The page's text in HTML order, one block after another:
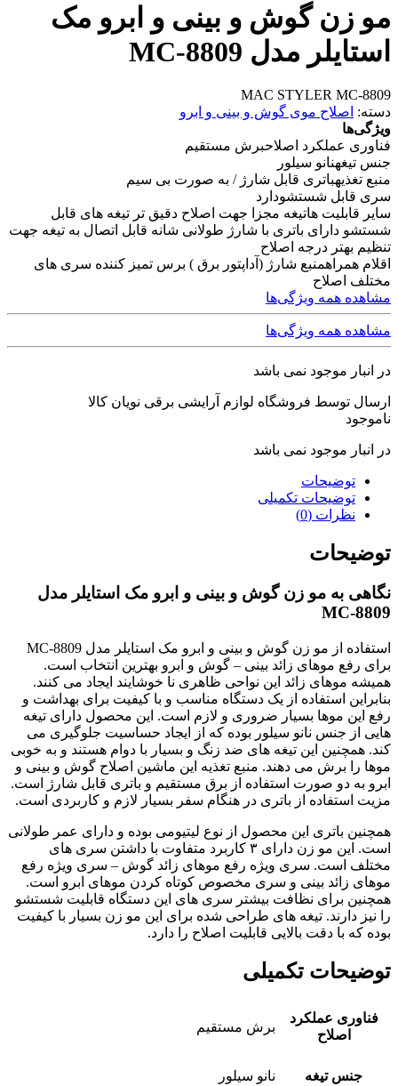
مو زن گوش و بینی و ابرو مک
استایلر مدل MC-8809
MAC STYLER MC-8809
دسته: اصلاح موی گوش و بینی و ابرو
ویژگی‌ها
فناوری عملکرد اصلاحبرش مستقیم
جنس تیغهنانو سیلور
منبع تغذیهباتری قابل شارژ / به صورت بی سیم
سری قابل شستشودارد
سایر قابلیت هاتیغه مجزا جهت اصلاح دقیق تر تیغه های قابل
شستشو دارای باتری با شارژ طولانی شانه قابل اتصال به تیغه جهت
تنظیم بهتر درجه اصلاح
اقلام همراهمنبع شارژ (آداپتور برق ) برس تمیز کننده سری های
مختلف اصلاح
مشاهده همه ویژگی‌ها
مشاهده همه ویژگی‌ها
در انبار موجود نمی باشد
ارسال توسط فروشگاه لوازم آرایشی برقی نویان کالا
ناموجود
در انبار موجود نمی باشد
توضیحات
توضیحات تکمیلی
نظرات (0)
توضیحات
نگاهی به مو زن گوش و بینی و ابرو مک استایلر مدل
MC-8809
استفاده از مو زن گوش و بینی و ابرو مک استایلر مدل MC-8809
برای رفع موهای زائد بینی – گوش و ابرو بهترین انتخاب است.
همیشه موهای زائد این نواحی ظاهری نا خوشایند ایجاد می کنند.
بنابراین استفاده از یک دستگاه مناسب و با کیفیت برای بهداشت و
رفع این موها بسیار ضروری و لازم است. این محصول دارای تیغه
هایی از جنس نانو سیلور بوده که از ایجاد حساسیت جلوگیری می
کند. همچنین این تیغه های ضد زنگ و بسیار با دوام هستند و به خوبی
موها را برش می دهند. منبع تغذیه این ماشین اصلاح گوش و بینی و
ابرو به دو صورت استفاده از برق مستقیم و باتری قابل شارژ است.
مزیت استفاده از باتری در هنگام سفر بسیار لازم و کاربردی است.
همچنین باتری این محصول از نوع لیتیومی بوده و دارای عمر طولانی
است. این مو زن دارای ۳ کاربرد متفاوت با داشتن سری های
مختلف است. سری ویژه رفع موهای زائد گوش – سری ویژه رفع
موهای زائد بینی و سری مخصوص کوتاه کردن موهای ابرو است.
همچنین برای نظافت بیشتر سری های این دستگاه قابلیت شستشو
را نیز دارند. تیغه های طراحی شده برای این مو زن بسیار با کیفیت
بوده که با دقت بالایی قابلیت اصلاح را دارد.
توضیحات تکمیلی
فناوری عملکرد
اصلاح
برش مستقیم
جنس تیغه نانو سیلور